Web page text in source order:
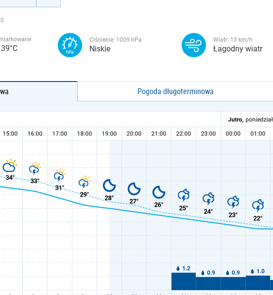
Ciśnienie: 1009 hPa
Niskie
Wiatr: 13 km/h
Łagodny wiatr
Pogoda długoterminowa